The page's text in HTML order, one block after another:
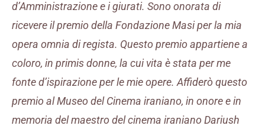
d’Amministrazione e i giurati. Sono onorata di
ricevere il premio della Fondazione Masi per la mia
opera omnia di regista. Questo premio appartiene a
coloro, in primis donne, la cui vita è stata per me
fonte d’ispirazione per le mie opere. Affiderò questo
premio al Museo del Cinema iraniano, in onore e in
memoria del maestro del cinema iraniano Dariush